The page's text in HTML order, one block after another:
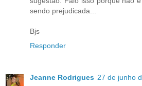
sendo prejudicada...
Bjs
Responder
Jeanne Rodrigues 27 de junho